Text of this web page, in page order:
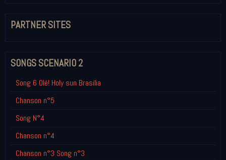
PARTNER SITES
SONGS SCENARIO 2
Song 6 Olé! Holy sun Brasilia
Chanson n°5
Song N°4
Chanson n°4
Chanson n°3 Song n°3